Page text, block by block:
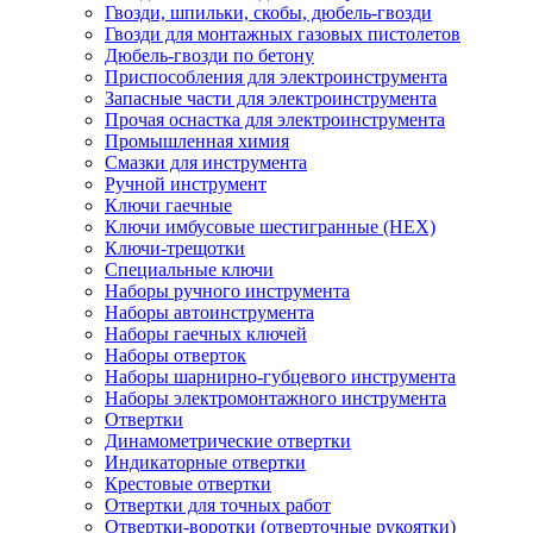
Гвозди, шпильки, скобы, дюбель-гвозди
Гвозди для монтажных газовых пистолетов
Дюбель-гвозди по бетону
Приспособления для электроинструмента
Запасные части для электроинструмента
Прочая оснастка для электроинструмента
Промышленная химия
Смазки для инструмента
Ручной инструмент
Ключи гаечные
Ключи имбусовые шестигранные (HEX)
Ключи-трещотки
Специальные ключи
Наборы ручного инструмента
Наборы автоинструмента
Наборы гаечных ключей
Наборы отверток
Наборы шарнирно-губцевого инструмента
Наборы электромонтажного инструмента
Отвертки
Динамометрические отвертки
Индикаторные отвертки
Крестовые отвертки
Отвертки для точных работ
Отвертки-воротки (отверточные рукоятки)